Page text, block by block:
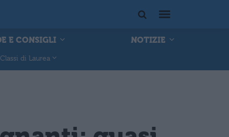
E CONSIGLI NOTIZIE
Classi di Laurea